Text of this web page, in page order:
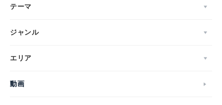
テーマ
ジャンル
エリア
動画